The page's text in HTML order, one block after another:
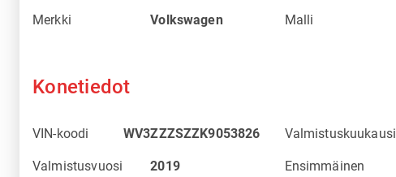
Merkki Volkswagen Malli
Konetiedot
VIN-koodi WV3ZZZSZZK9053826 Valmistuskuukausi
Valmistusvuosi 2019
Ensimmäinen